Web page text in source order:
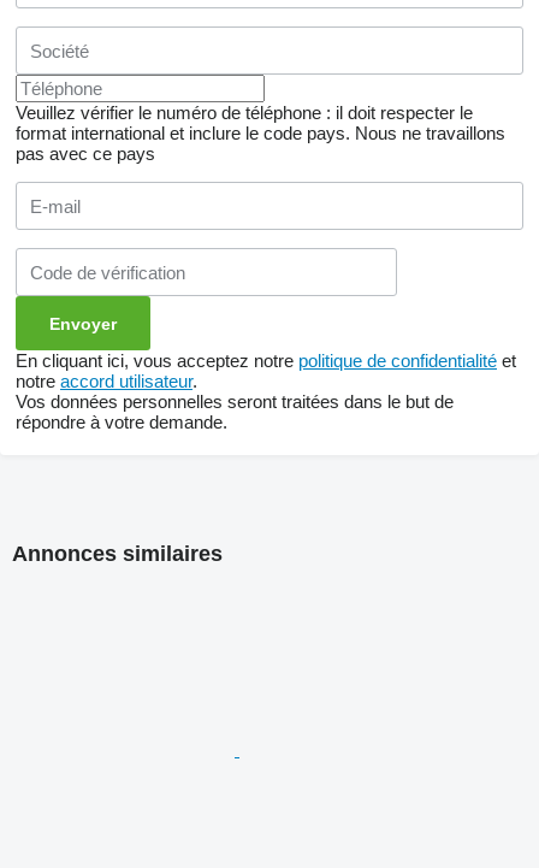
Veuillez vérifier le numéro de téléphone : il doit respecter le
format international et inclure le code pays. Nous ne travaillons
pas avec ce pays
En cliquant ici, vous acceptez notre politique de confidentialité et
notre accord utilisateur.
Vos données personnelles seront traitées dans le but de
répondre à votre demande.
Annonces similaires